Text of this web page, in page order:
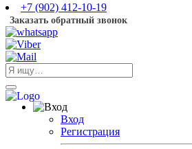
+7 (902) 412-10-19
Заказать обратный звонок
Вход
Регистрация